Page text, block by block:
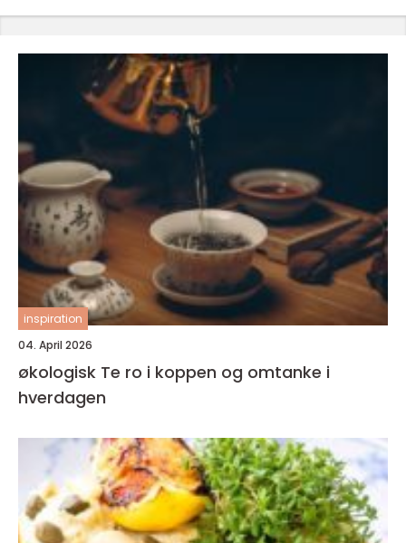
inspiration
04. April 2026
økologisk Te ro i koppen og omtanke i
hverdagen